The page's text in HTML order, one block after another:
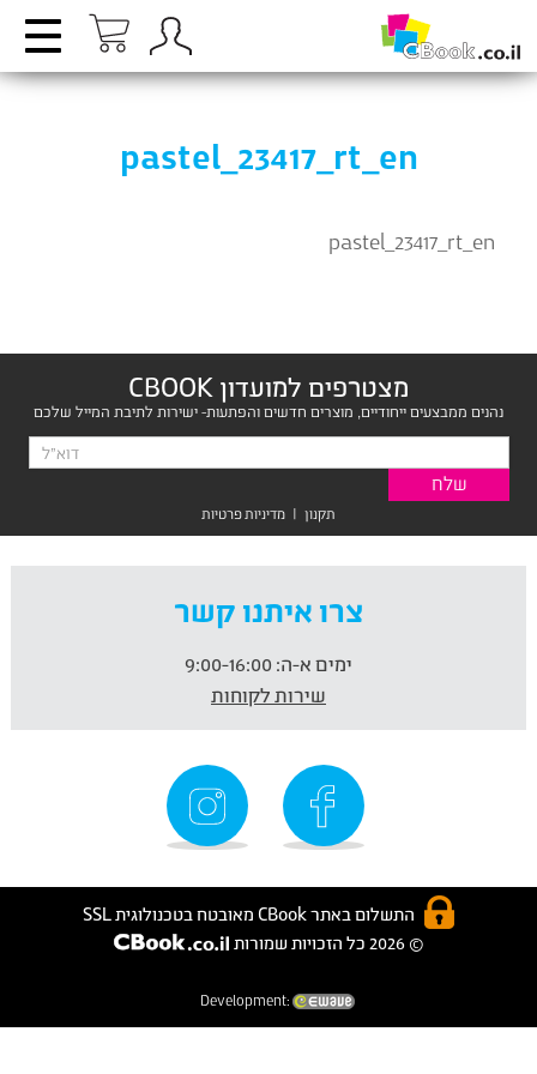
pastel_23417_rt_en
pastel_23417_rt_en
מצטרפים למועדון CBOOK
נהנים ממבצעים ייחודיים, מוצרים חדשים והפתעות- ישירות לתיבת המייל שלכם
תקנון | מדיניות פרטיות
צרו איתנו קשר
ימים א-ה:
שירות לקוחות
התשלום באתר CBook מאובטח בטכנולוגית SSL
© 2026 כל הזכויות שמורות
Development: